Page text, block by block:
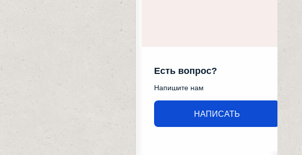
Есть вопрос?
Напишите нам
НАПИСАТЬ